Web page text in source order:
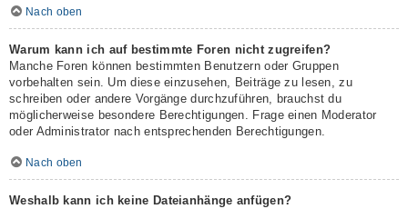
Nach oben
Warum kann ich auf bestimmte Foren nicht zugreifen?
Manche Foren können bestimmten Benutzern oder Gruppen
vorbehalten sein. Um diese einzusehen, Beiträge zu lesen, zu
schreiben oder andere Vorgänge durchzuführen, brauchst du
möglicherweise besondere Berechtigungen. Frage einen Moderator
oder Administrator nach entsprechenden Berechtigungen.
Nach oben
Weshalb kann ich keine Dateianhänge anfügen?